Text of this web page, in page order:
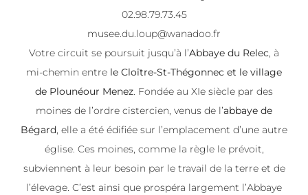
02.98.79.73.45
musee.du.loup@wanadoo.fr
Votre circuit se poursuit jusqu’à l’Abbaye du Relec, à
mi-chemin entre le Cloître-St-Thégonnec et le village
de Plounéour Menez. Fondée au XIe siècle par des
moines de l’ordre cistercien, venus de l’abbaye de
Bégard, elle a été édifiée sur l’emplacement d’une autre
église. Ces moines, comme la règle le prévoit,
subviennent à leur besoin par le travail de la terre et de
l’élevage. C’est ainsi que prospéra largement l’Abbaye